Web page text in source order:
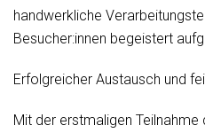
handwerkliche
Besucher:innen begeistert
Erfolgreicher Austausch und
Mit der erstmaligen Teilnahme